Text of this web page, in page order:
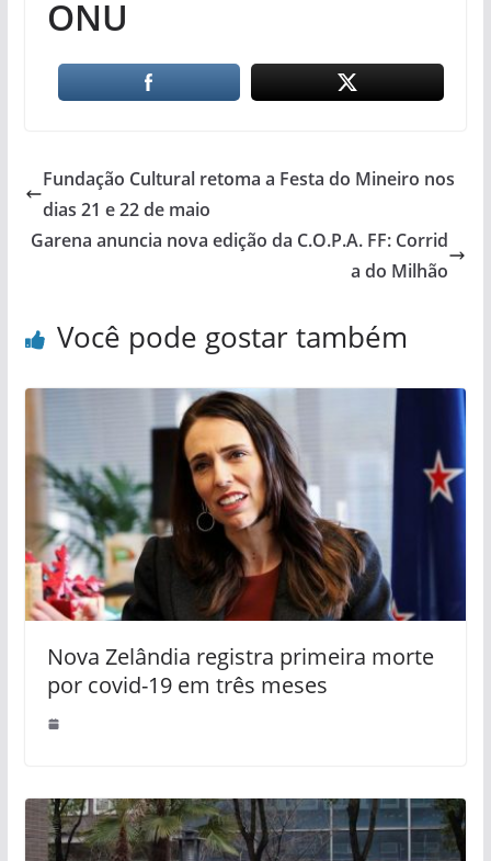
ONU
Fundação Cultural retoma a Festa do Mineiro nos
dias 21 e 22 de maio
Garena anuncia nova edição da C.O.P.A. FF: Corrid
a do Milhão
Você pode gostar também
Nova Zelândia registra primeira morte
por covid-19 em três meses